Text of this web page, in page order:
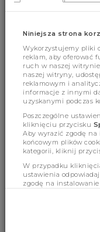
Cechy produktu
Wymiary
BESTSELLERY
Niniejsza strona
Wykorzystujemy pliki
reklam, aby oferować
ruch w naszej
naszej witryny,
reklamowym i
informacje z innymi
uzyskanymi podczas
Poszczególne
kliknięciu przycisku
Aby wyrazić zgodę
końcowym plików
kategorii, kliknij
W przypadku
ustawienia
zgodę na